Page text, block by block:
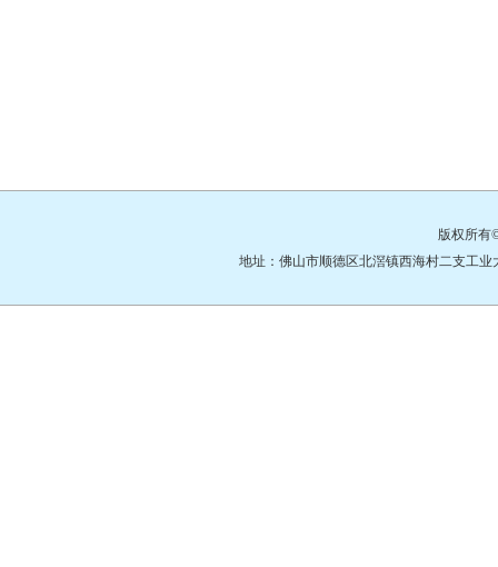
版权所有
地址：佛山市顺德区北滘镇西海村二支工